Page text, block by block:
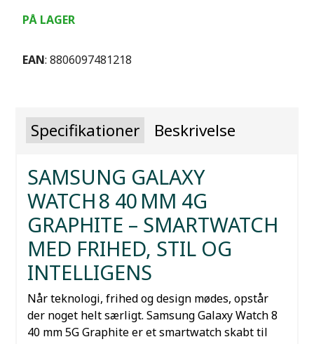
PÅ LAGER
EAN: 8806097481218
Specifikationer Beskrivelse
SAMSUNG GALAXY
WATCH 8 40 MM 4G
GRAPHITE – SMARTWATCH
MED FRIHED, STIL OG
INTELLIGENS
Når teknologi, frihed og design mødes, opstår
der noget helt særligt. Samsung Galaxy Watch 8
40 mm 5G Graphite er et smartwatch skabt til